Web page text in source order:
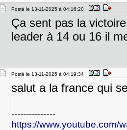
Posté le 13-11-2025 à 04:16:20
Ça sent pas la
leader à 14 ou 16 il
Posté le 13-11-2025 à 04:19:34
salut a la france qui
---------------
https://www.youtube.com/